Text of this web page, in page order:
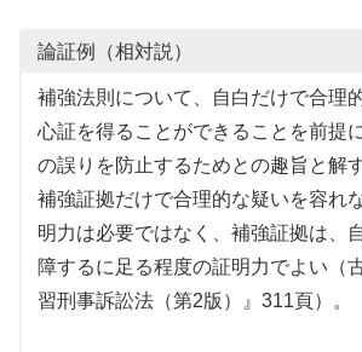
論証例（相対説）
補強法則について、自白だけで合理
心証を得ることができることを前提
の誤りを防止するためとの趣旨と解
補強証拠だけで合理的な疑いを容れ
明力は必要ではなく、補強証拠は、
障するに足る程度の証明力でよい（
習刑事訴訟法（第2版）』311頁）。